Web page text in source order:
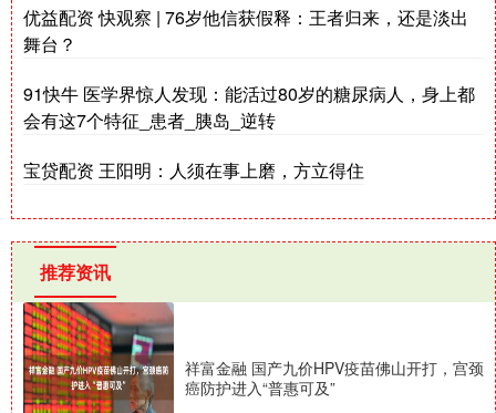
优益配资 快观察 | 76岁他信获假释：王者归来，还是淡出
舞台？
91快牛 医学界惊人发现：能活过80岁的糖尿病人，身上都
会有这7个特征_患者_胰岛_逆转
宝贷配资 王阳明：人须在事上磨，方立得住
推荐资讯
祥富金融 国产九价HPV疫苗佛山开打，宫颈
癌防护进入“普惠可及”